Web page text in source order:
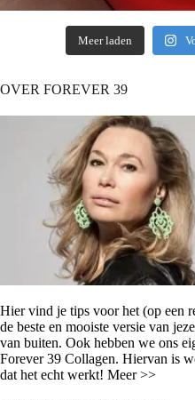
Meer laden
OVER FOREVER 39
Hier vind je tips voor het (op een
de beste en mooiste versie van
van buiten. Ook hebben we ons
Forever 39 Collagen. Hiervan is
dat het echt werkt! Meer >>